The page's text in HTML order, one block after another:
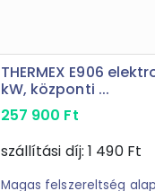
THERMEX E906
kW, központi ...
257 900 Ft
szállítási díj: 1 490Ft
Magas felszereltség